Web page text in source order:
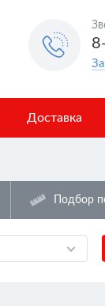
Доставка
Подбор